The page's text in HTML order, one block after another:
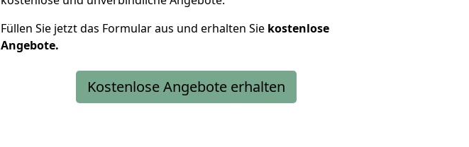
Füllen Sie jetzt das Formular aus und erhalten Sie kostenlose
Angebote.
Kostenlose Angebote erhalten